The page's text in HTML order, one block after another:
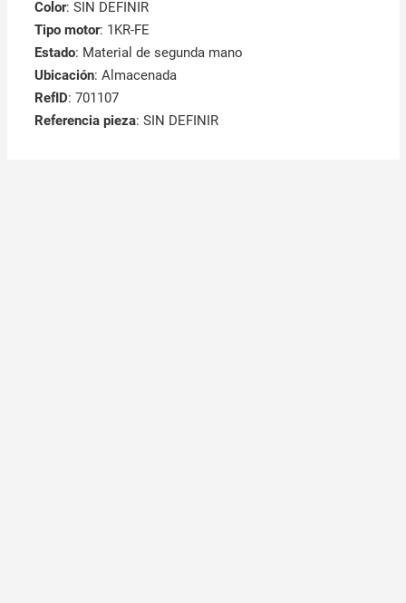
Color: SIN DEFINIR
Tipo motor: 1KR-FE
Estado: Material de segunda mano
Ubicación: Almacenada
RefID: 701107
Referencia pieza: SIN DEFINIR